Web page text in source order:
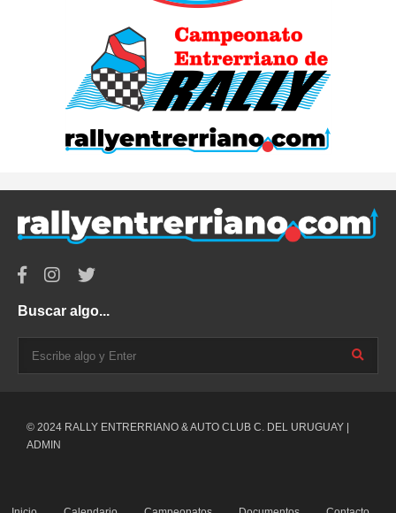
Buscar algo...
© 2024 RALLY ENTRERRIANO & AUTO CLUB C. DEL URUGUAY |
ADMIN